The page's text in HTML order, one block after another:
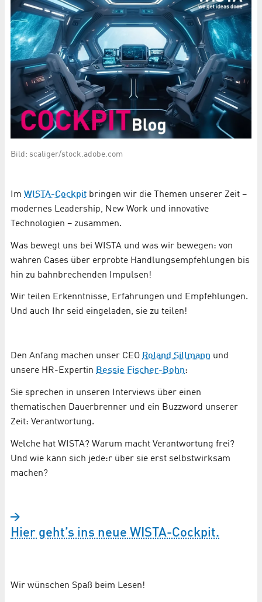
Bild: scaliger/stock.adobe.com
Im WISTA-Cockpit bringen wir die Themen unserer Zeit –
modernes Leadership, New Work und innovative
Technologien – zusammen.
Was bewegt uns bei WISTA und was wir bewegen: von
wahren Cases über erprobte Handlungsempfehlungen bis
hin zu bahnbrechenden Impulsen!
Wir teilen Erkenntnisse, Erfahrungen und Empfehlungen.
Und auch Ihr seid eingeladen, sie zu teilen!
Den Anfang machen unser CEO Roland Sillmann und
unsere HR-Expertin Bessie Fischer-Bohn:
Sie sprechen in unseren Interviews über einen
thematischen Dauerbrenner und ein Buzzword unserer
Zeit: Verantwortung.
Welche hat WISTA? Warum macht Verantwortung frei?
Und wie kann sich jede:r über sie erst selbstwirksam
machen?
Hier geht’s ins neue WISTA-Cockpit.
Wir wünschen Spaß beim Lesen!